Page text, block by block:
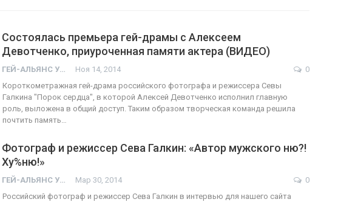
Состоялась премьера гей-драмы с Алексеем
Девотченко, приуроченная памяти актера (ВИДЕО)
ГЕЙ-АЛЬЯНС УКРАИНА Ноя 14, 2014
0
Короткометражная гей-драма российского фотографа и режиссера Севы
Галкина "Порок сердца", в которой Алексей Девотченко исполнил главную
роль, выложена в общий доступ. Таким образом творческая команда решила
почтить память…
Фотограф и режиссер Сева Галкин: «Автор мужского ню?!
Ху%ню!»
ГЕЙ-АЛЬЯНС УКРАИНА Мар 30, 2014
0
Российский фотограф и режиссер Сева Галкин в интервью для нашего сайта
ФОТО
Военнослужащие-трансгендеры
ГЕЙ-АЛЬЯНС УКРАИНА Июл 27, 2017 0
В Берлине
легализацию